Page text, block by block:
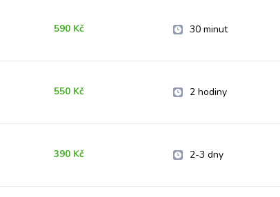
590 Kč 30 minut
550 Kč 2 hodiny
390 Kč 2-3 dny